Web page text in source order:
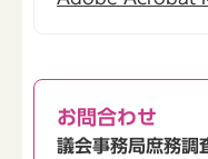
お問合わせ
議会事務局庶務調